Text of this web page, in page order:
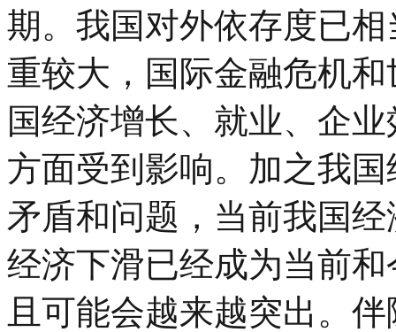
期。我国对外依存度已
重较大，国际金融危机
国经济增长、就业、企
方面受到影响。加之我
矛盾和问题，当前我国
经济下滑已经成为当前
且可能会越来越突出。